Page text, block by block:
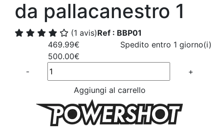
da pallacanestro 1
(1 avis)Ref : BBP01
469.99€
500.00€
Spedito entro 1 giorno(i)
Quantité
-
+
Aggiungi al carrello